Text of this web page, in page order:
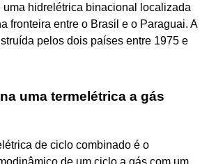
uma hidrelétrica binacional localizada
fronteira entre o Brasil e o Paraguai. A
pelos dois países entre 1975 e
uma termelétrica a gás
de ciclo combinado é o
de um ciclo a gás com um